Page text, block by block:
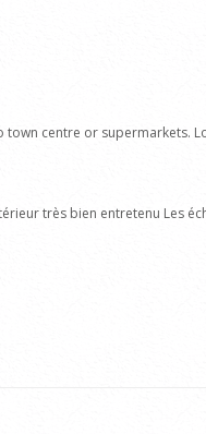
centre or supermarkets.
très bien entretenu Les